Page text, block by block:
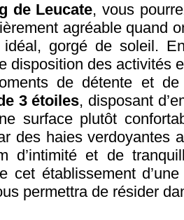
de Leucate, vous
agréable quand
idéal, gorgé de soleil.
disposition des activités
de détente et de
3 étoiles, disposant
surface plutôt
des haies verdoyantes
d’intimité et de
cet établissement
permettra de résider